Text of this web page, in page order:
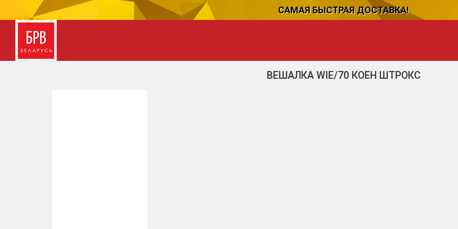
САМАЯ БЫСТРАЯ ДОСТАВКА!
ВЕШАЛКА WIE/70 КОЕН ШТРОКС